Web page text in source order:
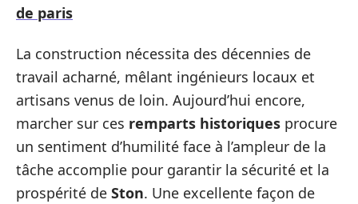
de paris
La construction nécessita des décennies de
travail acharné, mêlant ingénieurs locaux et
artisans venus de loin. Aujourd’hui encore,
marcher sur ces remparts historiques procure
un sentiment d’humilité face à l’ampleur de la
tâche accomplie pour garantir la sécurité et la
prospérité de Ston. Une excellente façon de